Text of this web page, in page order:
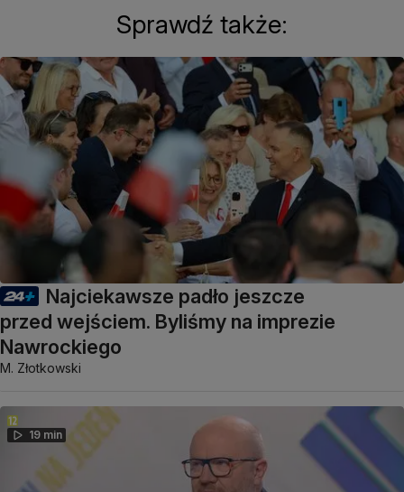
Sprawdź także:
Najciekawsze padło jeszcze
przed wejściem. Byliśmy na imprezie
Nawrockiego
M. Złotkowski
19 min